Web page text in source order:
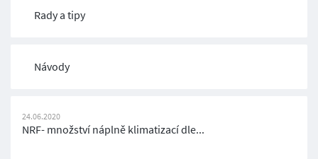
Rady a tipy
Návody
24.06.2020
NRF- množství náplně klimatizací dle...